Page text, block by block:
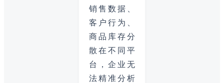
销售数据、
客户行为、
商品库存分
散在不同平
台，企业无
法精准分析